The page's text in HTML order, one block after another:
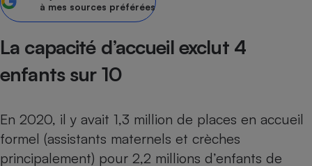
à mes sources préférées
La capacité d’accueil exclut 4
enfants sur 10
En 2020, il y avait 1,3 million de places en accueil
formel (assistants maternels et crèches
principalement) pour 2,2 millions d’enfants de